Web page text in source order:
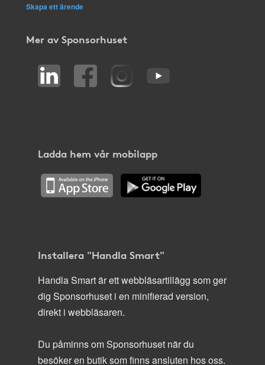
Skapa ett ärende
Mer av Sponsorhuset
Ladda hem vår mobilapp
Installera "Handla Smart"
Handla Smart är ett webbläsartillägg som ger
dig Sponsorhuset i en minifierad version,
direkt i webbläsaren.
Du påminns om Sponsorhuset när du
besöker en butik som finns ansluten hos oss.